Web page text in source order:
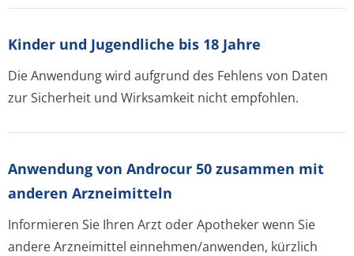
Kinder und Jugendliche bis 18 Jahre
Die Anwendung wird aufgrund des Fehlens von Daten
zur Sicherheit und Wirksamkeit nicht empfohlen.
Anwendung von Androcur 50 zusammen mit
anderen Arzneimitteln
Informieren Sie Ihren Arzt oder Apotheker wenn Sie
andere Arzneimittel einnehmen/anwenden, kürzlich